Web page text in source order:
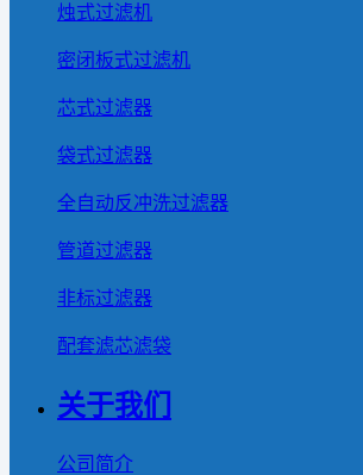
烛式过滤机
密闭板式过滤机
芯式过滤器
袋式过滤器
全自动反冲洗过滤器
管道过滤器
非标过滤器
配套滤芯滤袋
关于我们
公司简介